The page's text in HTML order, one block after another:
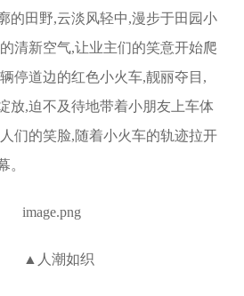
的田野,云淡风轻中,漫步于田园小
清新空气,让业主们的笑意开始爬
停道边的红色小火车,靓丽夺目,
放,迫不及待地带着小朋友上车体
们的笑脸,随着小火车的轨迹拉开
。
▲人潮如织